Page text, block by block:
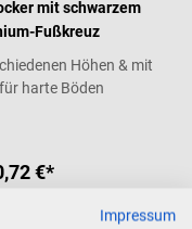
mit schwarzem
Fußkreuz
Höhen & mit
harte Böden
€*
Impressum